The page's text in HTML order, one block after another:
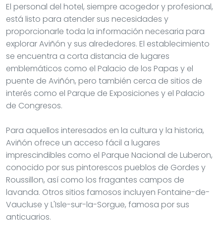
El personal del hotel, siempre acogedor y profesional,
está listo para atender sus necesidades y
proporcionarle toda la información necesaria para
explorar Aviñón y sus alrededores. El establecimiento
se encuentra a corta distancia de lugares
emblemáticos como el Palacio de los Papas y el
puente de Aviñón, pero también cerca de sitios de
interés como el Parque de Exposiciones y el Palacio
de Congresos.
Para aquellos interesados en la cultura y la historia,
Aviñón ofrece un acceso fácil a lugares
imprescindibles como el Parque Nacional de Luberon,
conocido por sus pintorescos pueblos de Gordes y
Roussillon, así como los fragantes campos de
lavanda. Otros sitios famosos incluyen Fontaine-de-
Vaucluse y L'Isle-sur-la-Sorgue, famosa por sus
anticuarios.